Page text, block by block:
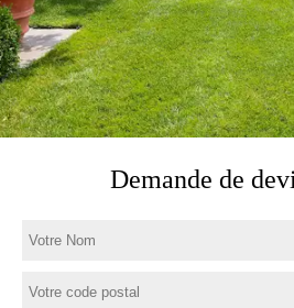
Demande de